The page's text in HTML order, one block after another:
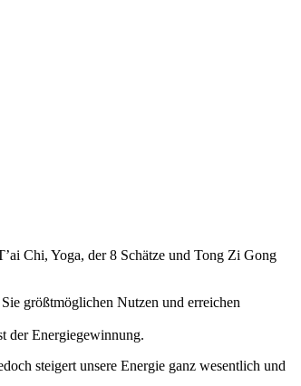
Chi, Yoga, der 8 Schätze und Tong Zi Gong
größtmöglichen Nutzen und erreichen
der Energiegewinnung.
steigert unsere Energie ganz wesentlich und